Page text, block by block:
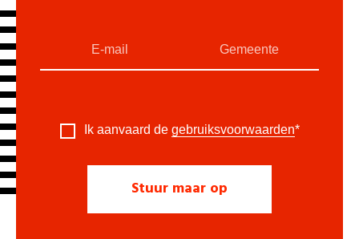
Ik aanvaard de gebruiksvoorwaarden*